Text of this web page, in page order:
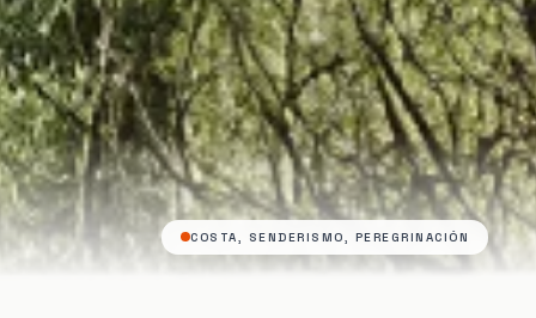
COSTA, SENDERISMO, PEREGRINACIÓN